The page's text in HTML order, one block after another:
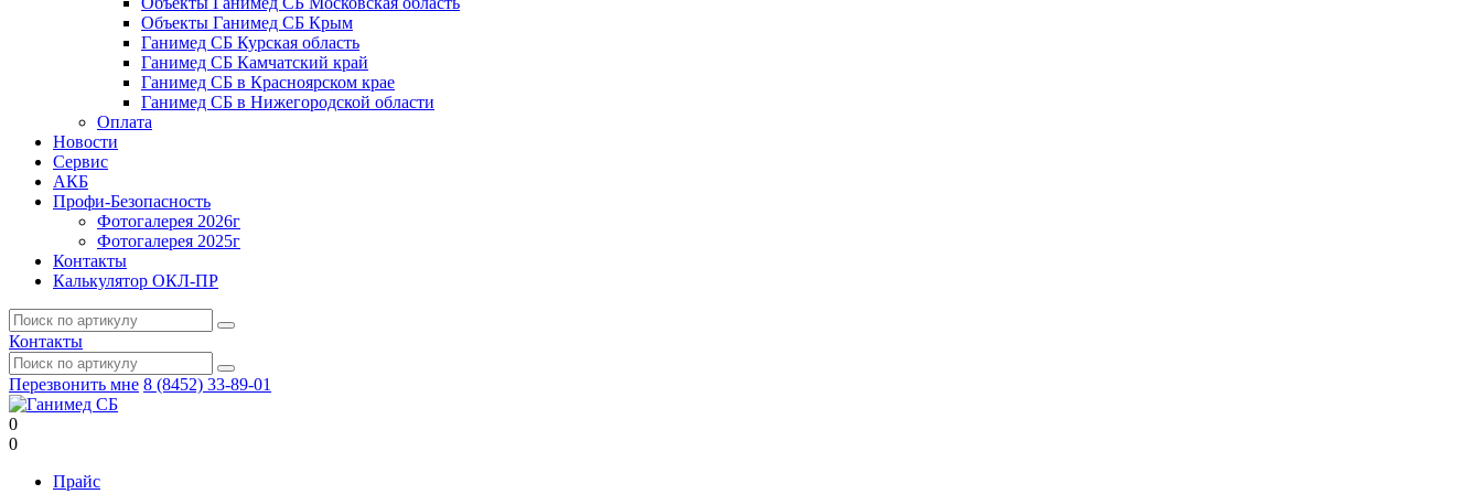
Объекты Ганимед СБ Крым
Ганимед СБ Курская область
Ганимед СБ Камчатский край
Ганимед СБ в Красноярском крае
Ганимед СБ в Нижегородской области
Оплата
Новости
Сервис
АКБ
Профи-Безопасность
Фотогалерея 2026г
Фотогалерея 2025г
Контакты
Калькулятор ОКЛ-ПР
Контакты
Перезвонить мне 8 (8452) 33-89-01
0
0
Прайс